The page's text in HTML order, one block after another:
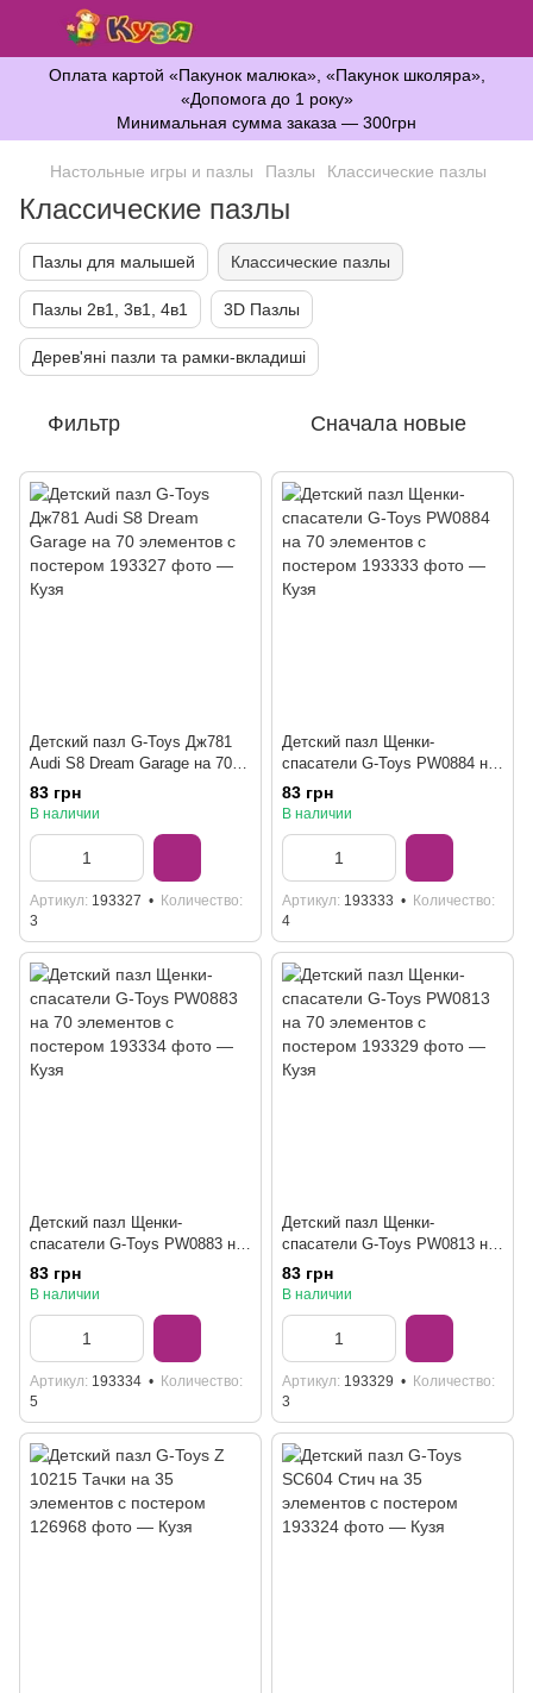
Оплата картой «Пакунок малюка», «Пакунок школяра»,
«Допомога до 1 року»
Минимальная сумма заказа — 300грн
Настольные игры и пазлы Пазлы Классические пазлы
Классические пазлы
Пазлы для малышей Классические пазлы
Пазлы 2в1, 3в1, 4в1 3D Пазлы
Дерев'яні пазли та рамки-вкладиші
Фильтр Сначала новые
Детский пазл G-Toys Дж781
Audi S8 Dream Garage на 70
элементов с постером
83 грн
В наличии
Артикул 193327
Количество
3
Детский пазл Щенки-
спасатели G-Toys PW0884 на
70 элементов с постером
83 грн
В наличии
Артикул 193333
Количество
4
Детский пазл Щенки-
спасатели G-Toys PW0883 на
70 элементов с постером
83 грн
В наличии
Артикул 193334
Количество
5
Детский пазл Щенки-
спасатели G-Toys PW0813 на
70 элементов с постером
83 грн
В наличии
Артикул 193329
Количество
3